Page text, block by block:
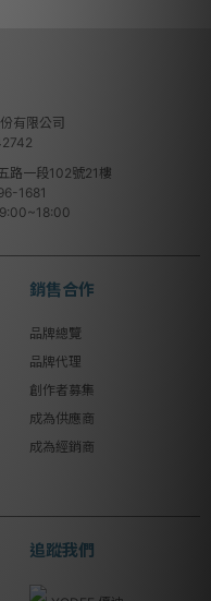
有限公司
路一段102號21樓
1681
銷售合作
品牌總覽
品牌代理
創作者募集
成為供應商
成為經銷商
追蹤我們